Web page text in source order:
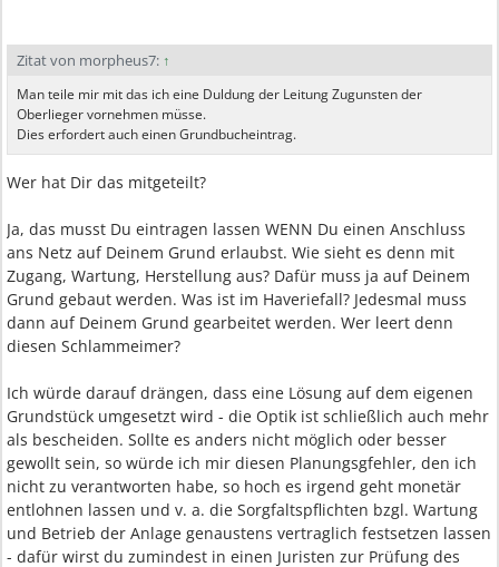
Zitat von morpheus7: ↑
Man teile mir mit das ich eine Duldung der Leitung Zugunsten der
Oberlieger vornehmen müsse.
Dies erfordert auch einen Grundbucheintrag.
Wer hat Dir das mitgeteilt?
Ja, das musst Du eintragen lassen WENN Du einen Anschluss
ans Netz auf Deinem Grund erlaubst. Wie sieht es denn mit
Zugang, Wartung, Herstellung aus? Dafür muss ja auf Deinem
Grund gebaut werden. Was ist im Haveriefall? Jedesmal muss
dann auf Deinem Grund gearbeitet werden. Wer leert denn
diesen Schlammeimer?
Ich würde darauf drängen, dass eine Lösung auf dem eigenen
Grundstück umgesetzt wird - die Optik ist schließlich auch mehr
als bescheiden. Sollte es anders nicht möglich oder besser
gewollt sein, so würde ich mir diesen Planungsgfehler, den ich
nicht zu verantworten habe, so hoch es irgend geht monetär
entlohnen lassen und v. a. die Sorgfaltspflichten bzgl. Wartung
und Betrieb der Anlage genaustens vertraglich festsetzen lassen
- dafür wirst du zumindest in einen Juristen zur Prüfung des